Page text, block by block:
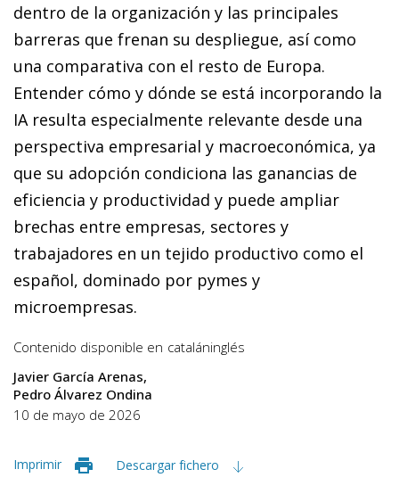
dentro de la organización y las principales
barreras que frenan su despliegue, así como
una comparativa con el resto de Europa.
Entender cómo y dónde se está incorporando la
IA resulta especialmente relevante desde una
perspectiva empresarial y macroeconómica, ya
que su adopción condiciona las ganancias de
eficiencia y productividad y puede ampliar
brechas entre empresas, sectores y
trabajadores en un tejido productivo como el
español, dominado por pymes y
microempresas.
Contenido disponible en cataláninglés
Javier García Arenas
Pedro Álvarez Ondina
10 de mayo de 2026
Imprimir Descargar fichero